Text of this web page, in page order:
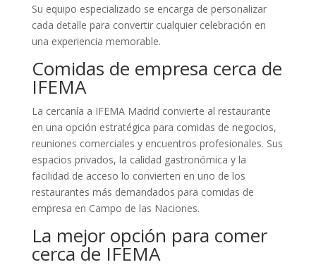
Su equipo especializado se encarga de personalizar
cada detalle para convertir cualquier celebración en
una experiencia memorable.
Comidas de empresa cerca de
IFEMA
La cercanía a IFEMA Madrid convierte al restaurante
en una opción estratégica para comidas de negocios,
reuniones comerciales y encuentros profesionales. Sus
espacios privados, la calidad gastronómica y la
facilidad de acceso lo convierten en uno de los
restaurantes más demandados para comidas de
empresa en Campo de las Naciones.
La mejor opción para comer
cerca de IFEMA